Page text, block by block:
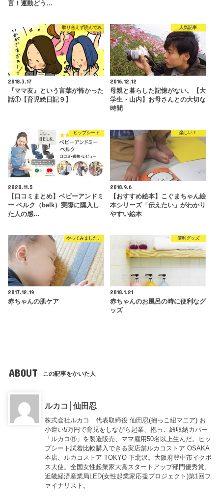
言！運動どう…
取り合えず読んでみ
2018.3.17
『ママ友』という言葉が怖かった
話①【育児絵日記９】
人気記事
2016.12.12
母親と暮らした記憶がない。【大
学生・山内】お母さんとの大切な
時間
ヒップシート
2020.11.5
【口コミまとめ】ベビーアンドミ
ー ベルク（belk）実際に購入し
た人の感…
楽しい！
2018.9.6
【おすすめ絵本】こぐまちゃん絵
本シリーズ「伝えたい」がわかり
やすい絵本
やってみました。
2017.12.19
赤ちゃんの肌ケア
便利グッズ
2018.1.21
赤ちゃんのお風呂の時に便利なグ
ッズ
ABOUT この記事をかいた人
ルカコ│仙田忍
株式会社ルカコ 代表取締役 仙田忍(抱っこ紐マニア) お
小遣い5万円で育児をしながら起業、抱っこ紐収納カバー
「ルカコⓇ」を製造販売、ママ雇用50名以上生んだ。ヒッ
プシート試着比較購入できる実店舗ルカコストア OSAKA
本店、ルカコストア TOKYO 下北沢。大阪府豊中市イクボ
ス大使。全国女性起業家大賞スタートアップ部門優秀賞、
近畿経済産業局LED(女性起業家応援プロジェクト)第1回フ
ァイナリスト。